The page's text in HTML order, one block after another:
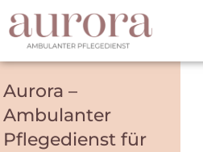
Aurora –
Ambulanter
Pflege­dienst für